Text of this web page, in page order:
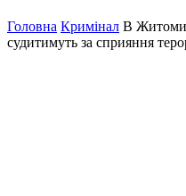
Головна Кримінал В
судитимуть за сприяння